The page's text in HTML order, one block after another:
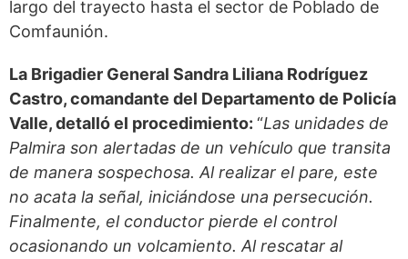
largo del trayecto hasta el sector de Poblado de
Comfaunión.
La Brigadier General Sandra Liliana Rodríguez
Castro, comandante del Departamento de Policía
Valle, detalló el procedimiento: “Las unidades de
Palmira son alertadas de un vehículo que transita
de manera sospechosa. Al realizar el pare, este
no acata la señal, iniciándose una persecución.
Finalmente, el conductor pierde el control
ocasionando un volcamiento. Al rescatar al